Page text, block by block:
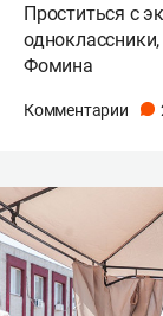
Проститься с
Фомина
Комментарии